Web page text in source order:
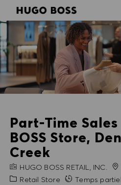
Part-Time
BOSS Store,
Creek
NOM DE L'ENTREPRISE
HUGO BOSS RETAIL, INC.
Catégorie
Retail Store Temps partiel